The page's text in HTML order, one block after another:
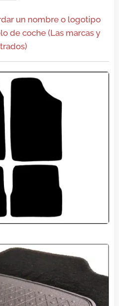
un nombre o logotipo
de coche (Las marcas y